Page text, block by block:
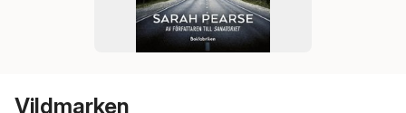
Vildmarken